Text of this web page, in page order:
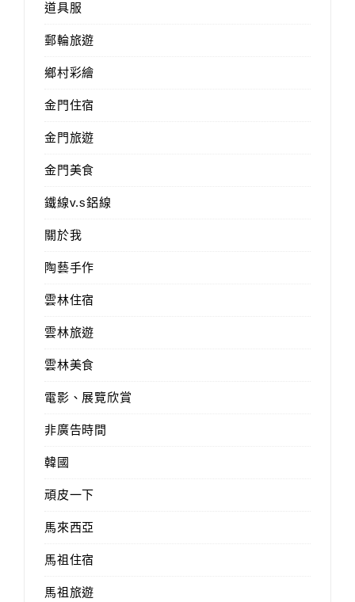
道具服
郵輪旅遊
鄉村彩繪
金門住宿
金門旅遊
金門美食
鐵線v.s鋁線
關於我
陶藝手作
雲林住宿
雲林旅遊
雲林美食
電影、展覽欣賞
非廣告時間
韓國
頑皮一下
馬來西亞
馬祖住宿
馬祖旅遊